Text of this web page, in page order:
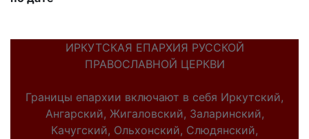
ИРКУТСКАЯ ЕПАРХИЯ РУССКОЙ
ПРАВОСЛАВНОЙ ЦЕРКВИ
Границы епархии включают в себя Иркутский,
Ангарский, Жигаловский, Заларинский,
Качугский, Ольхонский, Слюдянский,